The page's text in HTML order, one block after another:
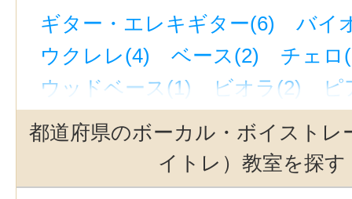
ギター・エレキギター(6)
バイ
ウクレレ(4)
ベース(2)
チェロ
ウッドベース(1)
ビオラ(2)
ピ
ジャズピアノ(1)
キーボード・
和太鼓(1)
パーカッ
オカリナ(1)
ハーモニカ(1)
都道府県のボーカル・ボイストレ
イトレ）教室を探す